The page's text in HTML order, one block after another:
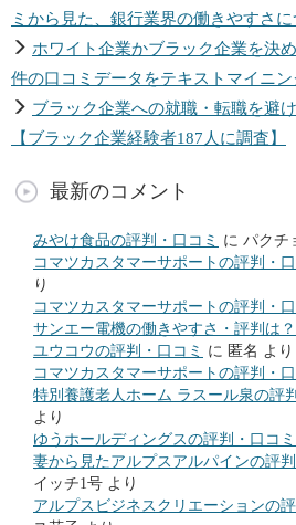
ミから見た、銀行業界の働きやすさに
ホワイト企業かブラック企業を決
件の口コミデータをテキストマイニン
ブラック企業への就職・転職を避
【ブラック企業経験者187人に調査】
最新のコメント
みやけ食品の評判・口コミ に パクチ
コマツカスタマーサポートの評判・口
り
コマツカスタマーサポートの評判・口
サンエー電機の働きやすさ・評判は？
ユウコウの評判・口コミ に 匿名 より
コマツカスタマーサポートの評判・口
特別養護老人ホーム ラスール泉の評
より
ゆうホールディングスの評判・口コ
妻から見たアルプスアルパインの評
イッチ1号 より
アルプスビジネスクリエーションの